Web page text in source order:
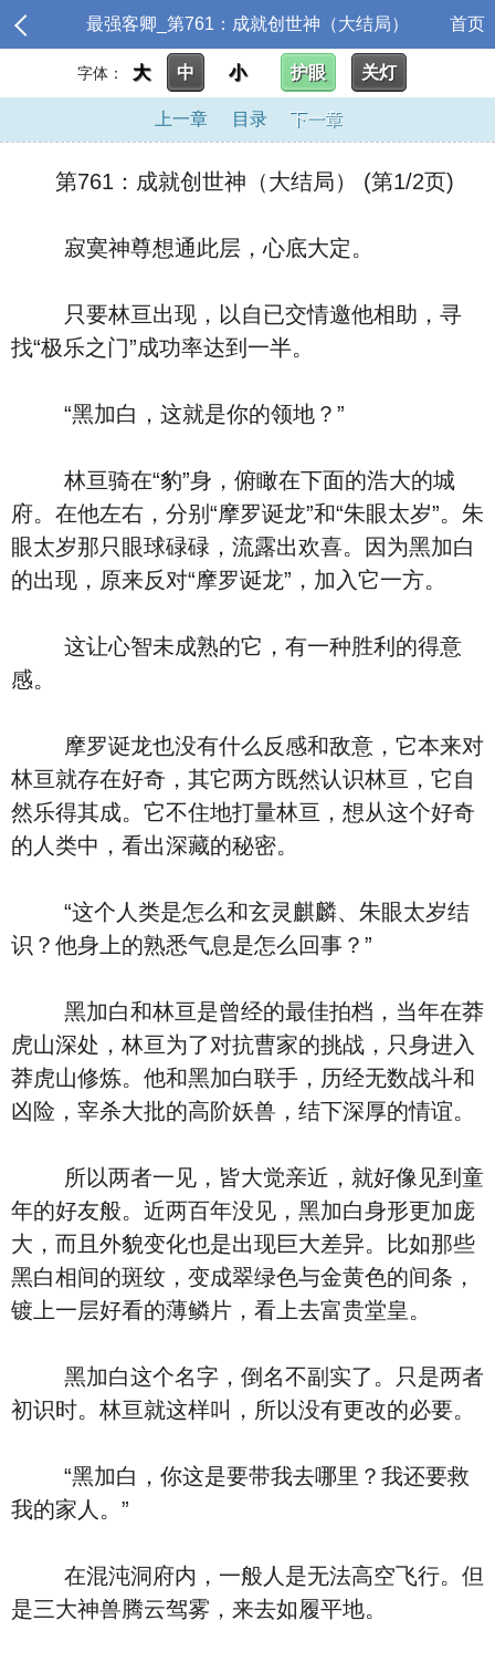
最强客卿_第761：成就创世神（大结局） 首页
字体： 大 中 小 护眼 关灯
上一章 目录 下一章
第761：成就创世神（大结局） (第1/2页)
寂寞神尊想通此层，心底大定。
只要林亘出现，以自已交情邀他相助，寻
找“极乐之门”成功率达到一半。
“黑加白，这就是你的领地？”
林亘骑在“豹”身，俯瞰在下面的浩大的城
府。在他左右，分别“摩罗诞龙”和“朱眼太岁”。朱
眼太岁那只眼球碌碌，流露出欢喜。因为黑加白
的出现，原来反对“摩罗诞龙”，加入它一方。
这让心智未成熟的它，有一种胜利的得意
感。
摩罗诞龙也没有什么反感和敌意，它本来对
林亘就存在好奇，其它两方既然认识林亘，它自
然乐得其成。它不住地打量林亘，想从这个好奇
的人类中，看出深藏的秘密。
“这个人类是怎么和玄灵麒麟、朱眼太岁结
识？他身上的熟悉气息是怎么回事？”
黑加白和林亘是曾经的最佳拍档，当年在莽
虎山深处，林亘为了对抗曹家的挑战，只身进入
莽虎山修炼。他和黑加白联手，历经无数战斗和
凶险，宰杀大批的高阶妖兽，结下深厚的情谊。
所以两者一见，皆大觉亲近，就好像见到童
年的好友般。近两百年没见，黑加白身形更加庞
大，而且外貌变化也是出现巨大差异。比如那些
黑白相间的斑纹，变成翠绿色与金黄色的间条，
镀上一层好看的薄鳞片，看上去富贵堂皇。
黑加白这个名字，倒名不副实了。只是两者
初识时。林亘就这样叫，所以没有更改的必要。
“黑加白，你这是要带我去哪里？我还要救
我的家人。”
在混沌洞府内，一般人是无法高空飞行。但
是三大神兽腾云驾雾，来去如履平地。